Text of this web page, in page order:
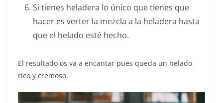
Si tienes heladera lo único que tienes que
hacer es verter la mezcla a la heladera hasta
que el helado esté hecho.
El resultado os va a encantar pues queda un helado
rico y cremoso.